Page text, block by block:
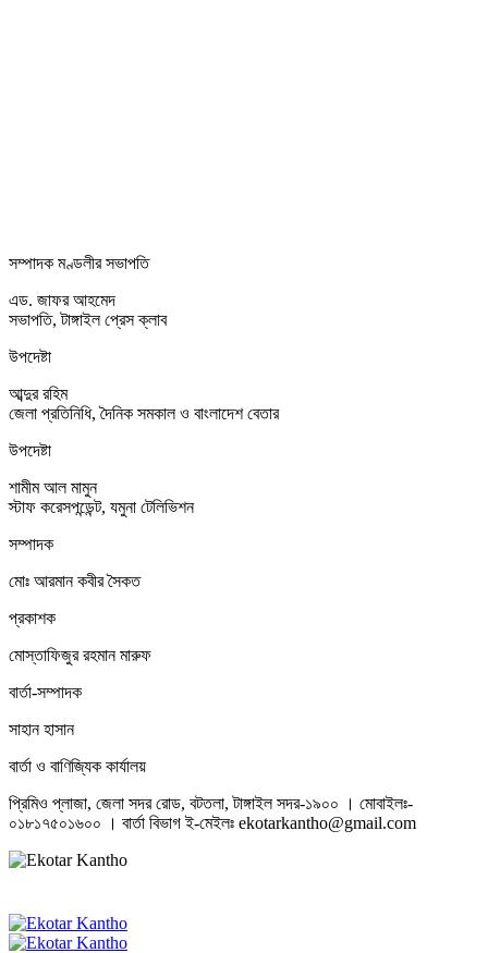
সম্পাদক মণ্ডলীর সভাপতি
এড. জাফর আহমেদ
সভাপতি, টাঙ্গাইল প্রেস ক্লাব
উপদেষ্টা
আব্দুর রহিম
জেলা প্রতিনিধি, দৈনিক সমকাল ও বাংলাদেশ বেতার
উপদেষ্টা
শামীম আল মামুন
স্টাফ করেসপন্ডেন্ট, যমুনা টেলিভিশন
সম্পাদক
মোঃ আরমান কবীর সৈকত
প্রকাশক
মোস্তাফিজুর রহমান মারুফ
বার্তা-সম্পাদক
সাহান হাসান
বার্তা ও বাণিজ্যিক কার্যালয়
প্রিমিও প্লাজা, জেলা সদর রোড, বটতলা, টাঙ্গাইল সদর-১৯০০ । মোবাইলঃ-
০১৮১৭৫০১৬০০ । বার্তা বিভাগ ই-মেইলঃ ekotarkantho@gmail.com